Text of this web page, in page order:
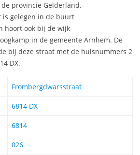
provincie Gelderland.
is gelegen in de buurt
hoort ook bij de wijk
in de gemeente Arnhem. De
bij deze straat met de huisnummers 2
DX.
Frombergdwarsstraat
6814 DX
6814
026